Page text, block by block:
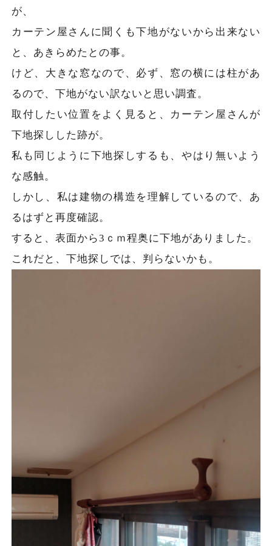
が、
カーテン屋さんに聞くも下地がないから出来ない
と、あきらめたとの事。
けど、大きな窓なので、必ず、窓の横には柱があ
るので、下地がない訳ないと思い調査。
取付したい位置をよく見ると、カーテン屋さんが
下地探しした跡が。
私も同じように下地探しするも、やはり無いよう
な感触。
しかし、私は建物の構造を理解しているので、あ
るはずと再度確認。
すると、表面から3ｃｍ程奥に下地がありました。
これだと、下地探しでは、判らないかも。